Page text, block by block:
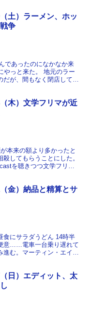
土）ラーメン、ホッ
争
であったのになかなか来
やっと来た。 地元のラー
だが、間もなく閉店してし
木）文学フリマが近
本来の額より多かったと
してもらうことにした。
を聴きつつ文学フリマ
金）納品と精算とサ
食にサラダうどん 14時半
意……電車一台乗り遅れて
進む。マーティン・エイミ
日）エディット、太